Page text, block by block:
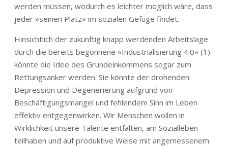
werden müssen, wodurch es leichter möglich wäre, dass
jeder »seinen Platz« im sozialen Gefüge findet.
Hinsichtlich der zukünftig knapp werdenden Arbeitslage
durch die bereits begonnene »Industrialisierung 4.0« (1)
könnte die Idee des Grundeinkommens sogar zum
Rettungsanker werden. Sie könnte der drohenden
Depression und Degenerierung aufgrund von
Beschäftigungsmangel und fehlendem Sinn im Leben
effektiv entgegenwirken. Wir Menschen wollen in
Wirklichkeit unsere Talente entfalten, am Sozialleben
teilhaben und auf produktive Weise mit angemessenem